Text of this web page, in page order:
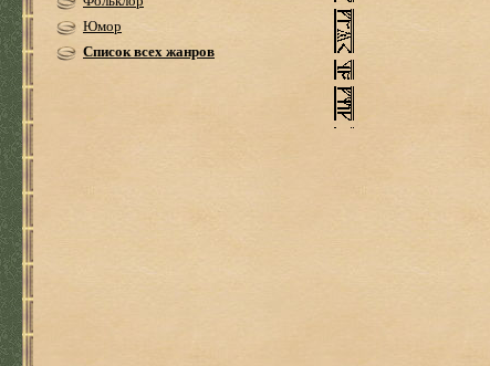
Юмор
Список всех жанров